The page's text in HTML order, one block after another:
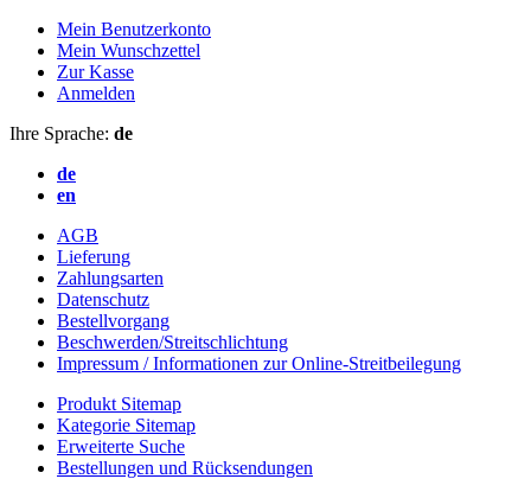
Mein Benutzerkonto
Mein Wunschzettel
Zur Kasse
Anmelden
Ihre Sprache: de
de
en
AGB
Lieferung
Zahlungsarten
Datenschutz
Bestellvorgang
Beschwerden/Streitschlichtung
Impressum / Informationen zur Online-Streitbeilegung
Produkt Sitemap
Kategorie Sitemap
Erweiterte Suche
Bestellungen und Rücksendungen